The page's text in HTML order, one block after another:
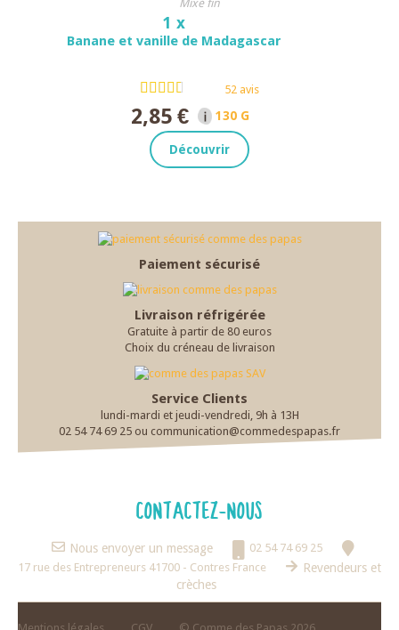
Mixé fin
1 x
Banane et vanille de Madagascar
52 avis
2,85 € 130 G NET
Découvrir
Paiement sécurisé
Livraison réfrigérée
Gratuite à partir de 80 euros
Choix du créneau de livraison
Service Clients
lundi-mardi et jeudi-vendredi, 9h à 13H
02 54 74 69 25 ou communication@commedespapas.fr
CONTACTEZ-NOUS
Nous envoyer un message
02 54 74 69 25
17 rue des Entrepreneurs 41700 - Contres France
Revendeurs et
crèches